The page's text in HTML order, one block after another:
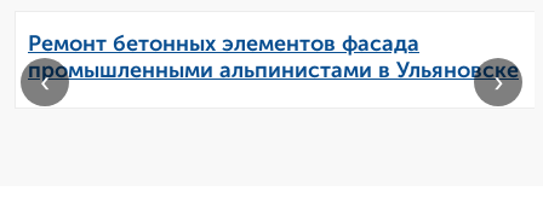
Ремонт бетонных элементов фасада
промышленными альпинистами в Ульяновске
‹ ›